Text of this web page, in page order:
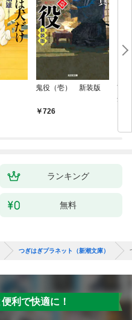
鬼役（壱） 新装版
726
南
舟
ランキング
無料
つぎはぎプラネット（新潮文庫）
利で快適に！